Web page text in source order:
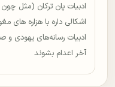
ادبیات پان ترکان (مثل
اشکالی داره با هزاره های
ادبیات رسانه‌های یهودی و
آخر اعدام بشوند